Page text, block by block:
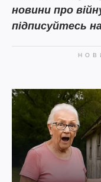
новини про
підписуйтесь